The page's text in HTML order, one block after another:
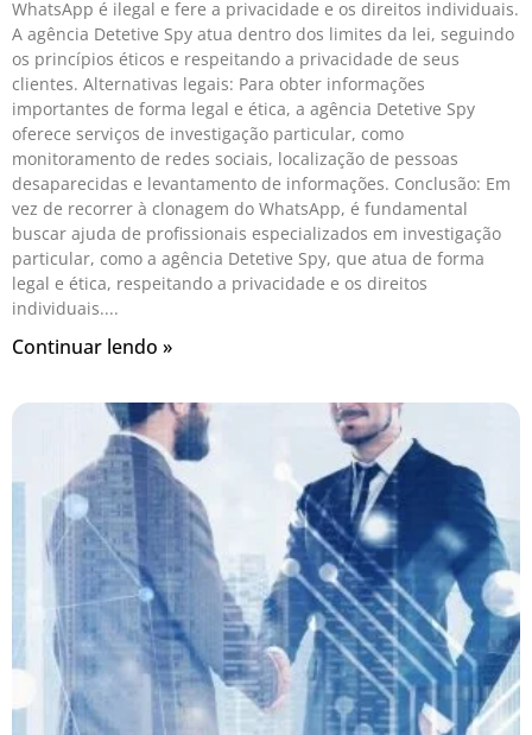
WhatsApp é ilegal e fere a privacidade e os direitos individuais.
A agência Detetive Spy atua dentro dos limites da lei, seguindo
os princípios éticos e respeitando a privacidade de seus
clientes. Alternativas legais: Para obter informações
importantes de forma legal e ética, a agência Detetive Spy
oferece serviços de investigação particular, como
monitoramento de redes sociais, localização de pessoas
desaparecidas e levantamento de informações. Conclusão: Em
vez de recorrer à clonagem do WhatsApp, é fundamental
buscar ajuda de profissionais especializados em investigação
particular, como a agência Detetive Spy, que atua de forma
legal e ética, respeitando a privacidade e os direitos
individuais.
Continuar lendo »